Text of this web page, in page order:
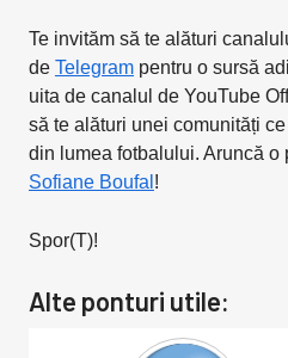
Te invităm să te alături
de Telegram pentru o sursă
uita de canalul de YouTube
să te alături unei comunități
din lumea fotbalului. Aruncă o
Sofiane Boufal !
Spor(T)!
Alte ponturi utile: